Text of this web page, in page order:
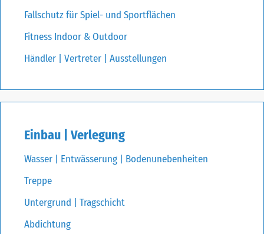
Fallschutz für Spiel- und Sportflächen
Fitness Indoor & Outdoor
Händler | Vertreter | Ausstellungen
Einbau | Verlegung
Wasser | Entwässerung | Bodenunebenheiten
Treppe
Untergrund | Tragschicht
Abdichtung